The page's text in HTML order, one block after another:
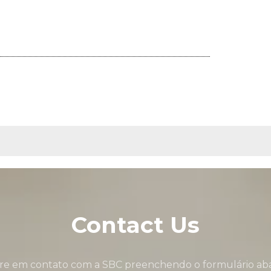
Contact Us
em contato com a SBC preenchendo o formulário